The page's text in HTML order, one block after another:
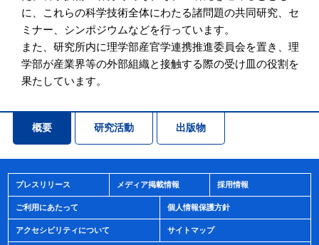
に、これらの科学技術全体にわたる諸問題の共同研究、セ
ミナー、シンポジウムなどを行っています。
また、研究所内に理学部産官学連携推進委員会を置き、理
学部が産業界等の外部組織と接触する際の受け皿の役割を
果たしています。
概要 研究活動 出版物
プレスリリース メディア掲載情報 採用情報
ご利用にあたって 個人情報保護方針
アクセシビリティについて サイトマップ